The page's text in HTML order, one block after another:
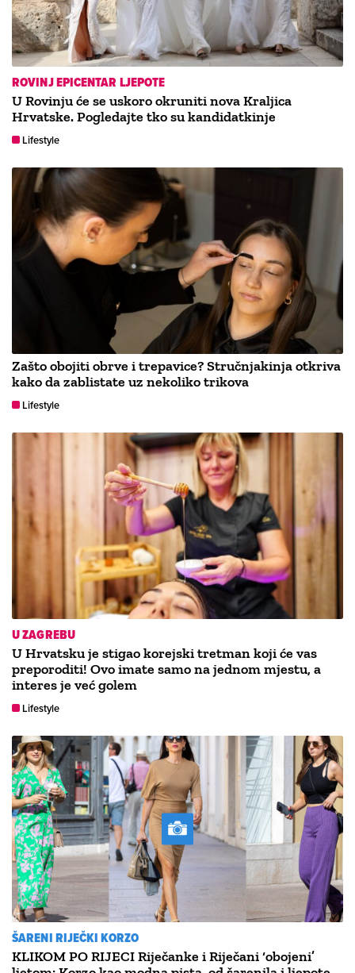
ROVINJ EPICENTAR LJEPOTE
U Rovinju će se uskoro okruniti nova Kraljica
Hrvatske. Pogledajte tko su kandidatkinje
Lifestyle
Zašto obojiti obrve i trepavice? Stručnjakinja otkriva
kako da zablistate uz nekoliko trikova
Lifestyle
U ZAGREBU
U Hrvatsku je stigao korejski tretman koji će vas
preporoditi! Ovo imate samo na jednom mjestu, a
interes je već golem
Lifestyle
ŠARENI RIJEČKI KORZO
KLIKOM PO RIJECI Riječanke i Riječani ‘obojeni’